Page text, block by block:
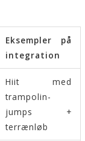
Eksempler på
integration
Hiit med
trampolin-
jumps +
terrænløb